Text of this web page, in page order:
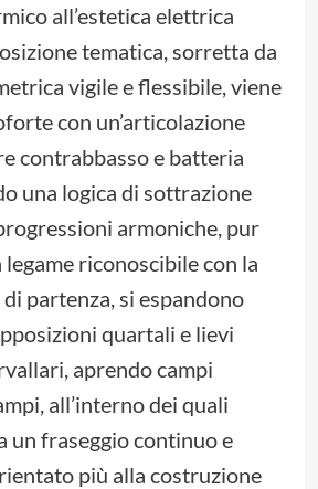
all’estetica elettrica
tematica, sorretta da
vigile e flessibile, viene
con un’articolazione
contrabbasso e batteria
una logica di sottrazione
armoniche, pur
riconoscibile con la
partenza, si espandono
quartali e lievi
aprendo campi
all’interno dei quali
un fraseggio continuo e
più alla costruzione